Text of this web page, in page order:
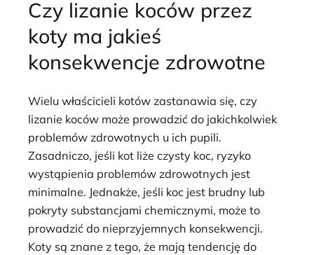
Czy lizanie koców przez
koty ma jakieś
konsekwencje zdrowotne
Wielu właścicieli kotów zastanawia się, czy
lizanie koców może prowadzić do jakichkolwiek
problemów zdrowotnych u ich pupili.
Zasadniczo, jeśli kot liże czysty koc, ryzyko
wystąpienia problemów zdrowotnych jest
minimalne. Jednakże, jeśli koc jest brudny lub
pokryty substancjami chemicznymi, może to
prowadzić do nieprzyjemnych konsekwencji.
Koty są znane z tego, że mają tendencję do